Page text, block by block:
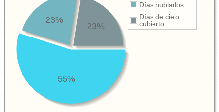
Días nublados
Días de cielo
cubierto
55%
23%
23%